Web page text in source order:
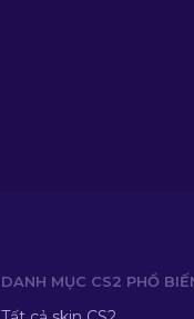
DANH MỤC CS2 PHỔ